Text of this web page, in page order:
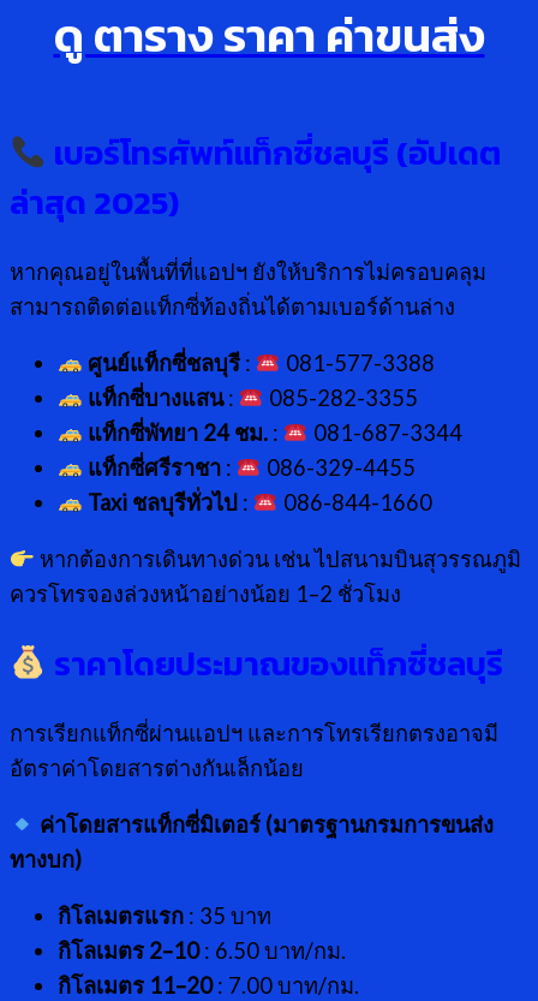
ดู ตาราง ราคา ค่าขนส่ง
เบอร์โทรศัพท์แท็กซี่ชลบุรี (อัปเดต
ล่าสุด 2025)
หากคุณอยู่ในพื้นที่ที่แอปฯ ยังให้บริการไม่ครอบคลุม
สามารถติดต่อแท็กซี่ท้องถิ่นได้ตามเบอร์ด้านล่าง
ศูนย์แท็กซี่ชลบุรี:
081-577-3388
แท็กซี่บางแสน:
085-282-3355
แท็กซี่พัทยา 24 ชม.:
081-687-3344
แท็กซี่ศรีราชา:
086-329-4455
Taxi ชลบุรีทั่วไป : 086-844-1660
หากต้องการเดินทางด่วน เช่น ไปสนามบินสุวรรณภูมิ
ควรโทรจองล่วงหน้าอย่างน้อย 1–2 ชั่วโมง
ราคาโดยประมาณของแท็กซี่ชลบุรี
การเรียกแท็กซี่ผ่านแอปฯ และการโทรเรียกตรงอาจมี
อัตราค่าโดยสารต่างกันเล็กน้อย
ค่าโดยสารแท็กซี่มิเตอร์ (มาตรฐานกรมการขนส่ง
ทางบก)
กิโลเมตรแรก : 35 บาท
กิโลเมตร 2–10: 6.50 บาท/กม.
กิโลเมตร 11–20: 7.00 บาท/กม.